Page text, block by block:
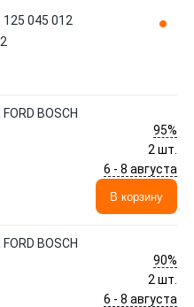
125 045 012
BOSCH
95%
2 шт.
6 - 8 августа
В корзину
BOSCH
90%
2 шт.
6 - 8 августа